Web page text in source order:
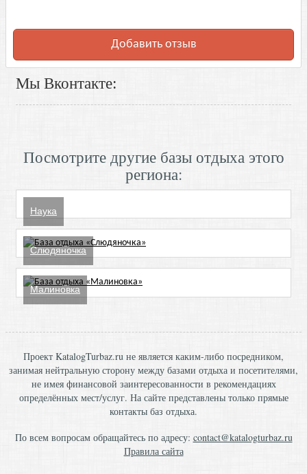
Добавить отзыв
Мы Вконтакте:
Посмотрите другие базы отдыха этого
региона:
Наука
Слюдяночка
Малиновка
Проект KatalogTurbaz.ru не является каким-либо посредником,
занимая нейтральную сторону между базами отдыха и посетителями,
не имея финансовой заинтересованности в рекомендациях
определённых мест/услуг. На сайте представлены только прямые
контакты баз отдыха.
По всем вопросам обращайтесь по адресу: contact@katalogturbaz.ru
Правила сайта